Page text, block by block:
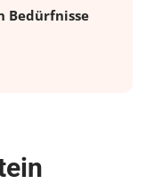
Bedürfnisse